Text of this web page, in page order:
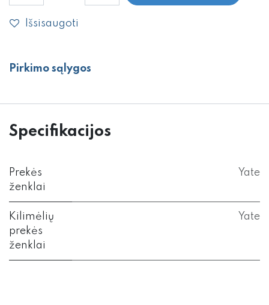
Išsisaugoti
Pirkimo sąlygos
Specifikacijos
Prekės
ženklai
Yate
Kilimėlių
prekės
ženklai
Yate